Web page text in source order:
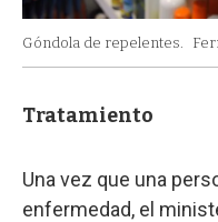
Góndola de repelentes.
Tratamiento
Una vez que una
enfermedad, el